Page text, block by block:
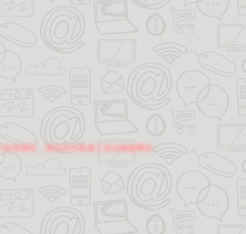
不支持调试，请关闭开发者工具后刷新网页